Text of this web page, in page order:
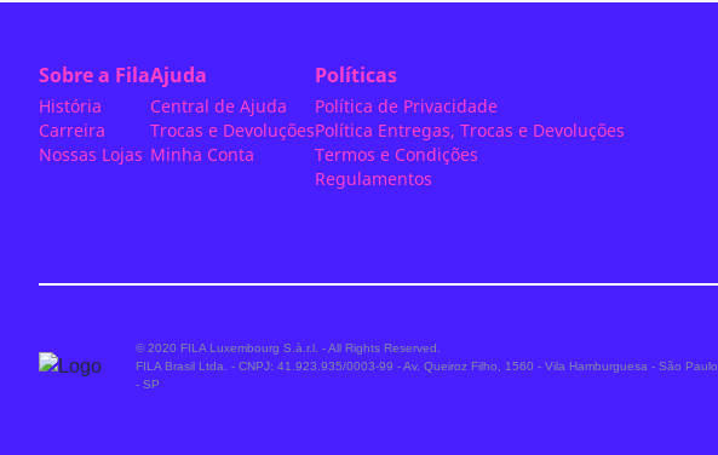
Sobre a Fila
História
Carreira
Nossas Lojas
Ajuda
Central de Ajuda
Trocas e Devoluções
Minha Conta
Políticas
Política de Privacidade
Política Entregas, Trocas e Devoluções
Termos e Condições
Regulamentos
© 2020 FILA Luxembourg S.à.r.l. - All Rights Reserved.
FILA Brasil Ltda. - CNPJ: 41.923.935/0003-99 - Av. Queiroz Filho, 1560 - Vila Hamburguesa - São Paulo
- SP